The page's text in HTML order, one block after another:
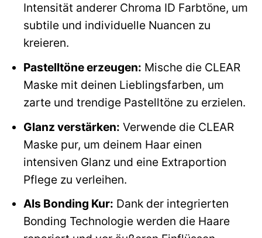
Intensität anderer Chroma ID Farbtöne, um
subtile und individuelle Nuancen zu
kreieren.
Pastelltöne erzeugen: Mische die CLEAR
Maske mit deinen Lieblingsfarben, um
zarte und trendige Pastelltöne zu erzielen.
Glanz verstärken: Verwende die CLEAR
Maske pur, um deinem Haar einen
intensiven Glanz und eine Extraportion
Pflege zu verleihen.
Als Bonding Kur: Dank der integrierten
Bonding Technologie werden die Haare